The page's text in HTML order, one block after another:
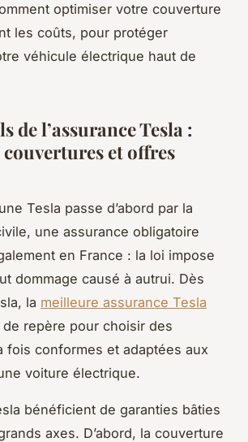
optimiser votre couverture
les coûts, pour protéger
véhicule électrique haut de
de l’assurance Tesla :
et offres
Tesla passe d’abord par la
une assurance obligatoire
en France : la loi impose
dommage causé à autrui. Dès
la meilleure assurance Tesla
repère pour choisir des
fois conformes et adaptées aux
voiture électrique.
bénéficient de garanties bâties
axes. D’abord, la couverture